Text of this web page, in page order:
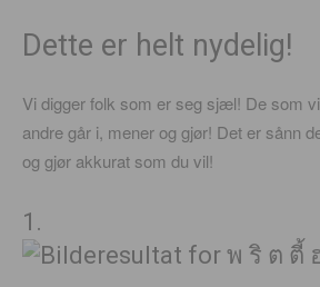
Dette er helt nydelig!
Vi digger folk som er seg sjæl! De som
andre går i, mener og gjør! Det er sånn
og gjør akkurat som du vil!
1.